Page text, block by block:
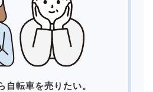
自転車を売りたい。